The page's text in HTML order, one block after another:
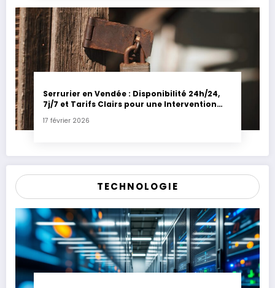
Serrurier en Vendée : Disponibilité 24h/24,
7j/7 et Tarifs Clairs pour une Intervention
17 février 2026
TECHNOLOGIE